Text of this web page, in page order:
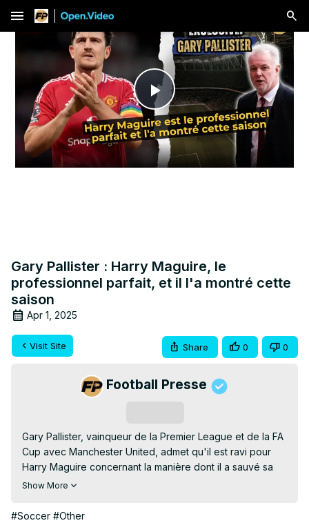
menu
Play
Video
Gary Pallister : Harry Maguire, le
professionnel parfait, et il l'a montré cette
saison
Apr 1, 2025
Visit Site Share 0 0
Football Presse
Gary Pallister, vainqueur de la Premier League et de la FA
Cup avec Manchester United, admet qu'il est ravi pour
Harry Maguire concernant la manière dont il a sauvé sa
carrière à Old Trafford. Pallister est convaincu que
United sous la direction de l'entraîneur Ruben Amorim
Show More
#Soccer #Other